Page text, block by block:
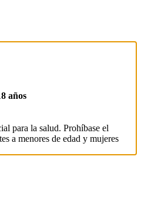
años
para la salud. Prohíbase el
a menores de edad y mujeres